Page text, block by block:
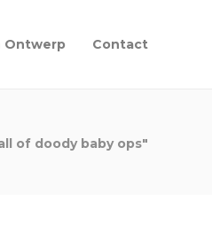
Ontwerp Contact
of doody baby ops"